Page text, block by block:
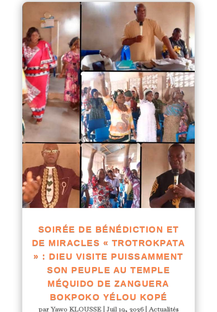
SOIRÉE DE BÉNÉDICTION ET
DE MIRACLES « TROTROKPATA
» : DIEU VISITE PUISSAMMENT
SON PEUPLE AU TEMPLE
MÉQUIDO DE ZANGUERA
BOKPOKO YÉLOU KOPÉ
parYawo KLOUSSE| Juil 19, 2026|Actualités